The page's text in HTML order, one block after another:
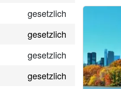
gesetzlich
gesetzlich
gesetzlich
gesetzlich